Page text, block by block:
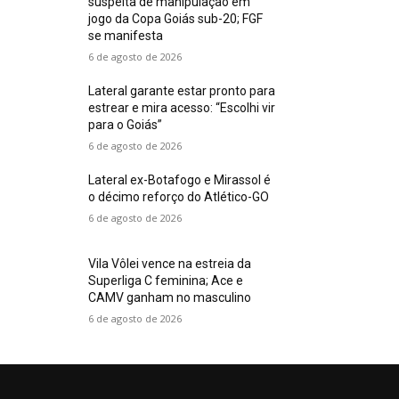
jogo da Copa Goiás sub-20; FGF
se manifesta
6 de agosto de 2026
Lateral garante estar pronto para
estrear e mira acesso: “Escolhi vir
para o Goiás”
6 de agosto de 2026
Lateral ex-Botafogo e Mirassol é
o décimo reforço do Atlético-GO
6 de agosto de 2026
Vila Vôlei vence na estreia da
Superliga C feminina; Ace e
CAMV ganham no masculino
6 de agosto de 2026